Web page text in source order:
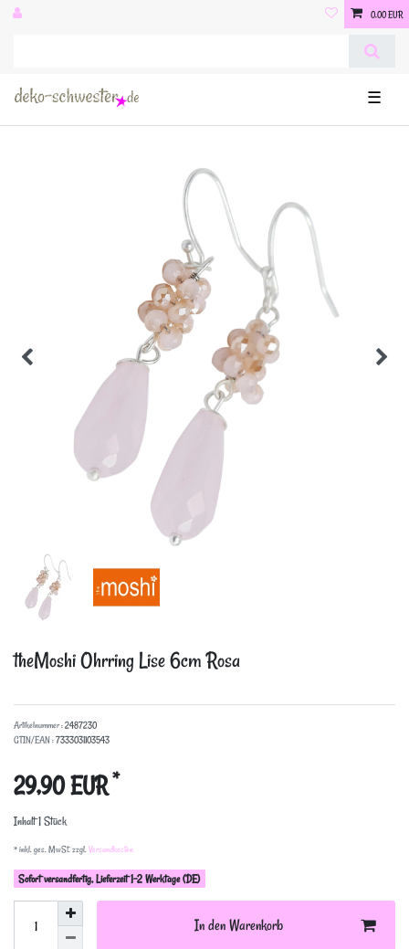
0,00 EUR
☰
theMoshi Ohrring Lise 6cmRosa
Artikelnummer :2487230
GTIN/EAN :7333031103543
29,90 EUR*
Inhalt1Stück
* inkl. ges. MwSt. zzgl.Versandkosten
Sofort versandfertig, Lieferzeit 1-2 Werktage (DE)
In den Warenkorb